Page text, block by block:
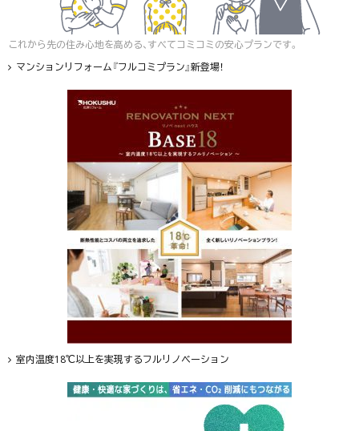
これから先の住み心地を高める、すべてコミコミの安心プランです。
マンションリフォーム『フルコミプラン』新登場！
室内温度18℃以上を実現するフルリノベーション